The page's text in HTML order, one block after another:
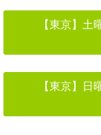
【東京】
【東京】